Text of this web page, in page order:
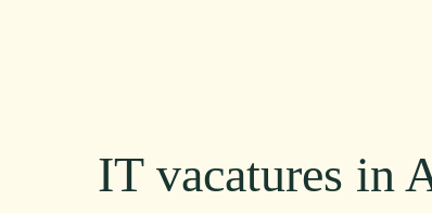
IT vacatures in